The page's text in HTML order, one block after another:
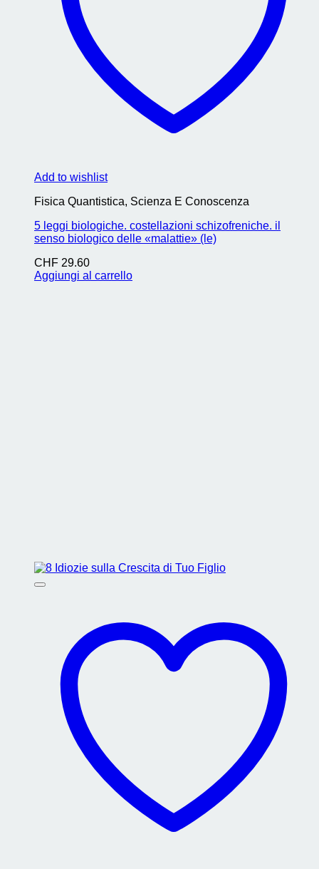
Add to wishlist
Fisica Quantistica, Scienza E Conoscenza
5 leggi biologiche. costellazioni schizofreniche. il
senso biologico delle «malattie» (le)
CHF 29.60
Aggiungi al carrello